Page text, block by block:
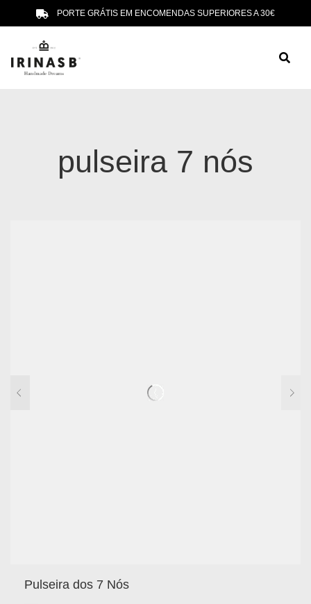
PORTE GRÁTIS EM ENCOMENDAS SUPERIORES A 30€
pulseira 7 nós
Pulseira dos 7 Nós